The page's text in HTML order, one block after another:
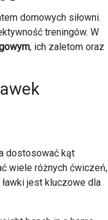
domowych siłowni.
treningów. W
, ich zaletom oraz
dostosować kąt
wiele różnych ćwiczeń,
jest kluczowe dla